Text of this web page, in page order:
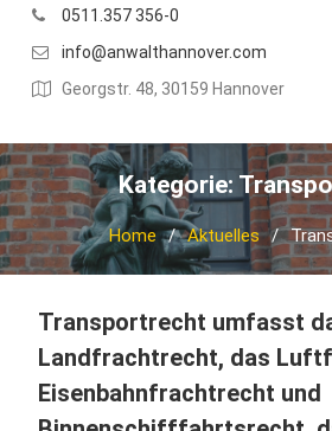
0511.357 356-0
info@anwalthannover.com
Georgstr. 48, 30159 Hannover
Kategorie:
Home Aktuelles
Transportrecht umfasst
Landfrachtrecht, das
Eisenbahnfrachtrecht und